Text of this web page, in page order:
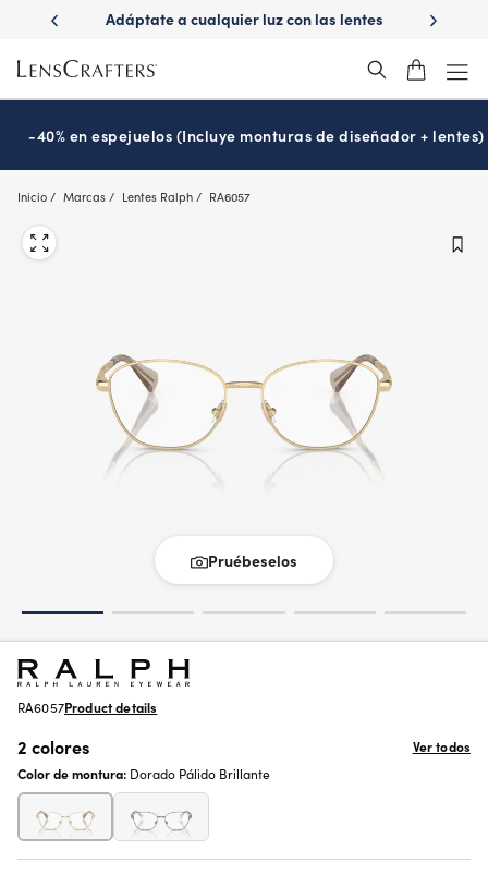
main
content
luz con las lentes
¿Es hora de tu examen de la vista?
-40% en espejuelos (Incluye monturas de diseñador + lentes)
Inicio Marcas Lentes Ralph RA6057
Pruébeselos
RA6057Product details
2 colores
Ver todos
Color de montura: Dorado Pálido Brillante